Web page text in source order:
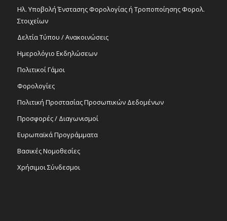
Ηλ. Υποβολή Ένστασης Φορολογίας ή Τροποποίησης Φορολ.
Στοιχείων
Δελτία Τύπου / Ανακοινώσεις
Ημερολόγιο Εκδηλώσεων
Πολιτικοί Γάμοι
Φορολογίες
Πολιτική Προστασίας Προσωπικών Δεδομένων
Προσφορές / Διαγωνισμοί
Ευρωπαϊκά Προγράμματα
Βασικές Νομοθεσίες
Χρήσιμοι Σύνδεσμοι